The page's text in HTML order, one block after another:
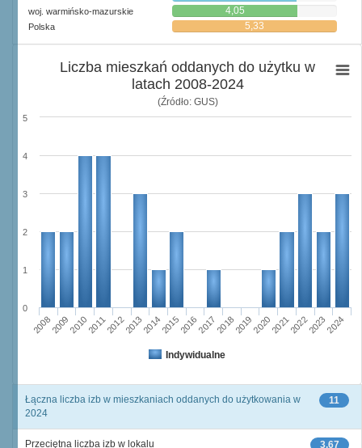
woj. warmińsko-mazurskie 4,05
Polska 5,33
Liczba mieszkań oddanych do użytku w
latach 2008-2024
(Źródło: GUS)
Indywidualne
20082009201020112012201320142015201620172018201920202021202220232024
0
1
2
3
4
5
11
Łączna liczba izb w mieszkaniach oddanych do użytkowania w
2024
3,67
Przeciętna liczba izb w lokalu